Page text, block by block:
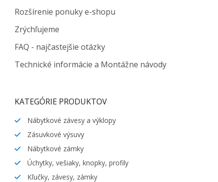
Rozšírenie ponuky e-shopu
Zrýchľujeme
FAQ - najčastejšie otázky
Technické informácie a Montážne návody
KATEGÓRIE PRODUKTOV
Nábytkové závesy a výklopy
Zásuvkové výsuvy
Nábytkové zámky
Úchytky, vešiaky, knopky, profily
Kľučky, závesy, zámky